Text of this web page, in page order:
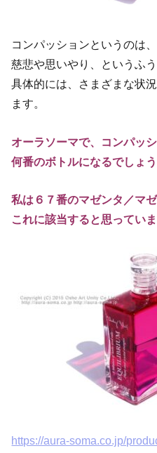
コンパッションというのは、
慈悲や思いやり、というふ
具体的には、さまざまな状
ます。
オーラソーマで、コンパッ
何番のボトルになるでしょ
私は６７番のマゼンタ／マ
これに該当すると思っていま
https://aura-soma.co.jp/